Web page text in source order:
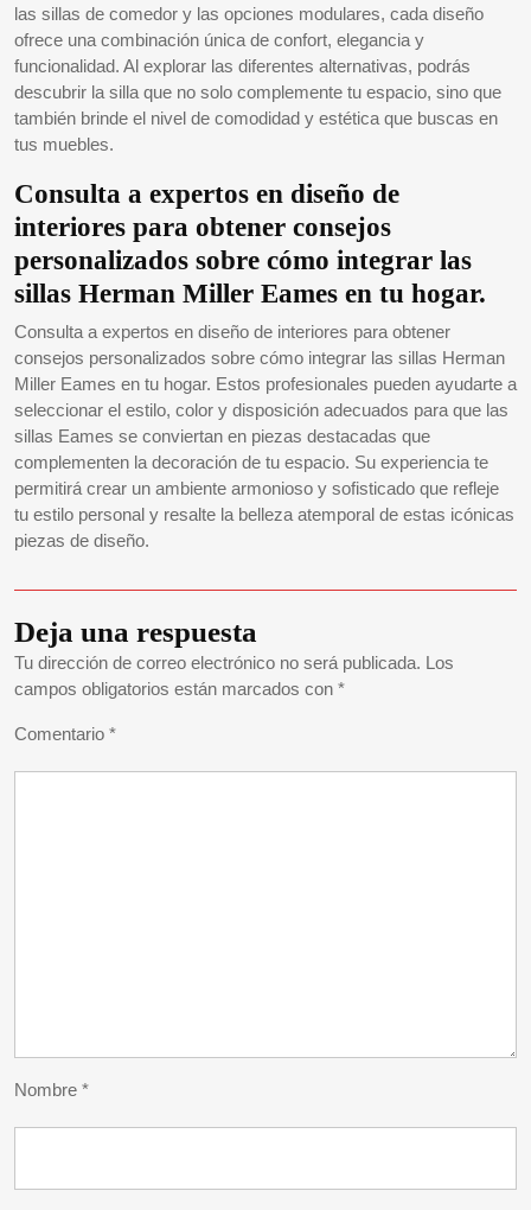
las sillas de comedor y las opciones modulares, cada diseño
ofrece una combinación única de confort, elegancia y
funcionalidad. Al explorar las diferentes alternativas, podrás
descubrir la silla que no solo complemente tu espacio, sino que
también brinde el nivel de comodidad y estética que buscas en
tus muebles.
Consulta a expertos en diseño de
interiores para obtener consejos
personalizados sobre cómo integrar las
sillas Herman Miller Eames en tu hogar.
Consulta a expertos en diseño de interiores para obtener
consejos personalizados sobre cómo integrar las sillas Herman
Miller Eames en tu hogar. Estos profesionales pueden ayudarte a
seleccionar el estilo, color y disposición adecuados para que las
sillas Eames se conviertan en piezas destacadas que
complementen la decoración de tu espacio. Su experiencia te
permitirá crear un ambiente armonioso y sofisticado que refleje
tu estilo personal y resalte la belleza atemporal de estas icónicas
piezas de diseño.
Deja una respuesta
Tu dirección de correo electrónico no será publicada. Los
campos obligatorios están marcados con *
Comentario *
Nombre *